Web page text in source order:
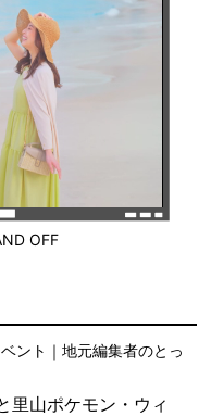
OFF
ント｜地元編集者のとっ
里山ポケモン・ウィ